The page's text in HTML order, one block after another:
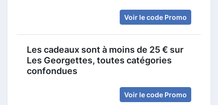
Voir le code Promo
Les cadeaux sont à moins de 25 € sur
Les Georgettes, toutes catégories
confondues
Voir le code Promo